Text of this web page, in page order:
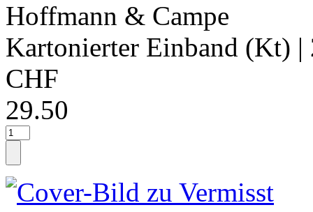
Hoffmann & Campe
Kartonierter Einband (Kt) |
CHF
29.50